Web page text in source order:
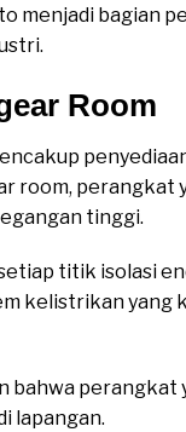
menjadi bagian
Room
room, perangkat
tinggi.
titik isolasi
kelistrikan yang
bahwa perangkat
lapangan.